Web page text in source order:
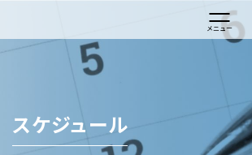
メニュー
スケジュール